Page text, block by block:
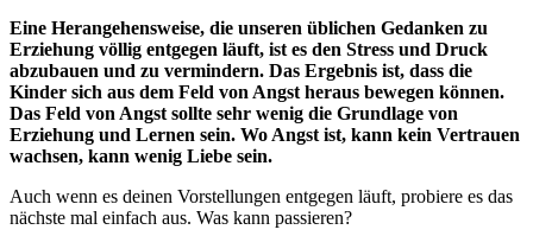
Eine Herangehensweise, die unseren üblichen Gedanken zu
Erziehung völlig entgegen läuft, ist es den Stress und Druck
abzubauen und zu vermindern. Das Ergebnis ist, dass die
Kinder sich aus dem Feld von Angst heraus bewegen können.
Das Feld von Angst sollte sehr wenig die Grundlage von
Erziehung und Lernen sein. Wo Angst ist, kann kein Vertrauen
wachsen, kann wenig Liebe sein.
Auch wenn es deinen Vorstellungen entgegen läuft, probiere es das
nächste mal einfach aus. Was kann passieren?